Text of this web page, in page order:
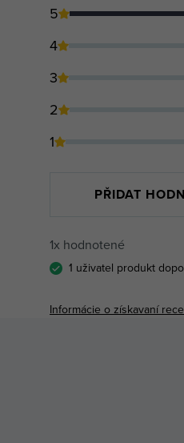
5
4
3
2
1
PŘIDAT
1x hodnotené
1 uživatel produkt
Informácie o získavaní